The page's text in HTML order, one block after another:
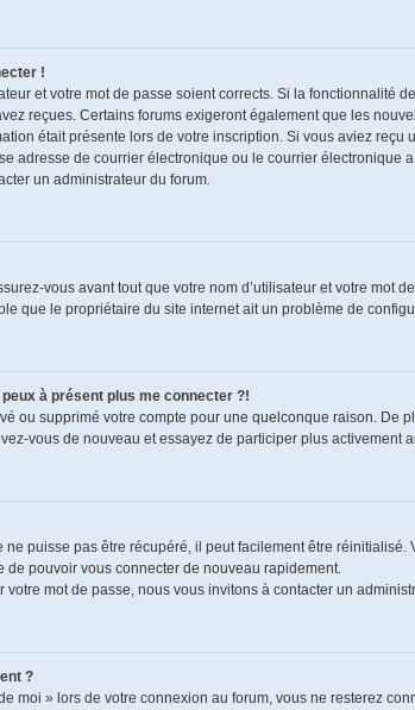
!
et votre mot de passe soient corrects. Si la fonctionnalité
reçues. Certains forums exigeront également que les
était présente lors de votre inscription. Si vous aviez
adresse de courrier électronique ou le courrier
un administrateur du forum.
vous avant tout que votre nom d’utilisateur et votre
que le propriétaire du site internet ait un problème de
à présent plus me connecter ?!
ou supprimé votre compte pour une quelconque raison.
vous de nouveau et essayez de participer plus activement
puisse pas être récupéré, il peut facilement être
de pouvoir vous connecter de nouveau rapidement.
mot de passe, nous vous invitons à contacter un
?
moi » lors de votre connexion au forum, vous ne resterez